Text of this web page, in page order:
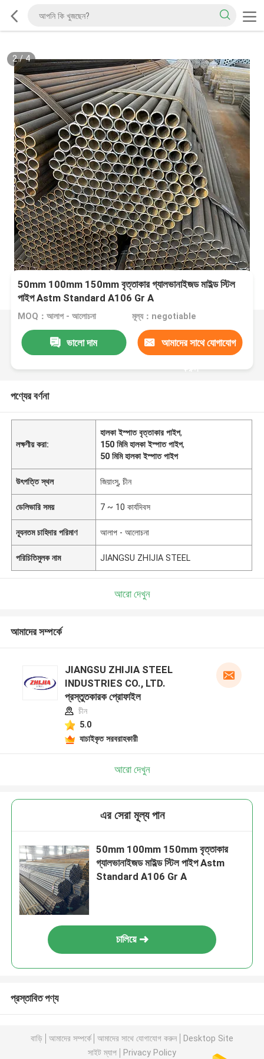
2/4
50mm 100mm 150mm বৃত্তাকার গ্যালভানাইজড মাইল্ড স্টিল
পাইপ Astm Standard A106 Gr A
MOQ：আলাপ - আলোচনা মূল্য：negotiable
ভালো দাম আমাদের সাথে যোগাযোগ
করুন
পণ্যের বর্ণনা
লক্ষণীয় করা:
হালকা ইস্পাত বৃত্তাকার পাইপ,
150 মিমি হালকা ইস্পাত পাইপ,
50 মিমি হালকা ইস্পাত পাইপ
উৎপত্তি স্থল জিয়াংসু, চীন
ডেলিভারি সময় 7 ~ 10 কার্যদিবস
ন্যূনতম চাহিদার পরিমাণ আলাপ - আলোচনা
পরিচিতিমুলক নাম JIANGSU ZHIJIA STEEL
আরো দেখুন
আমাদের সম্পর্কে
JIANGSU ZHIJIA STEEL
INDUSTRIES CO., LTD.
প্রস্তুতকারক প্রোফাইল
চীন
5.0
যাচাইকৃত সরবরাহকারী
আরো দেখুন
এর সেরা মূল্য পান
50mm 100mm 150mm বৃত্তাকার
গ্যালভানাইজড মাইল্ড স্টিল পাইপ Astm
Standard A106 Gr A
চালিয়ে
প্রস্তাবিত পণ্য
বাড়ি আমাদের সম্পর্কে আমাদের সাথে যোগাযোগ করুন
Desktop Site
সাইট ম্যাপ
Privacy Policy